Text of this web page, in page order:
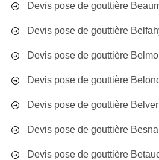
Devis pose de gouttière
Devis pose de gouttière
Devis pose de gouttière
Devis pose de gouttière
Devis pose de gouttière
Devis pose de gouttière
Devis pose de gouttière